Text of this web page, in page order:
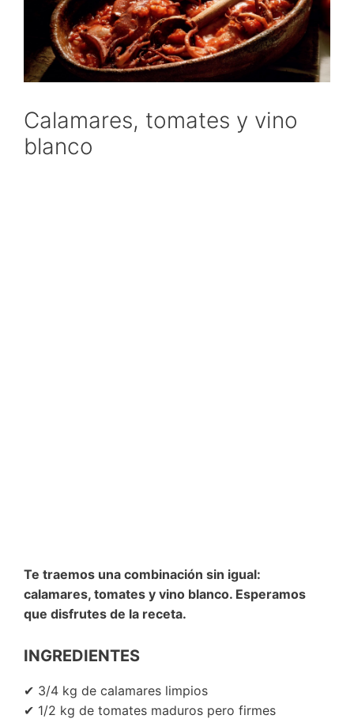
Calamares, tomates y vino
blanco
Te traemos una combinación sin igual:
calamares, tomates y vino blanco. Esperamos
que disfrutes de la receta.
INGREDIENTES
✔ 3/4 kg de calamares limpios
✔ 1/2 kg de tomates maduros pero firmes